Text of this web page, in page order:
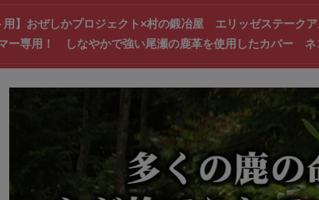
用】おぜしかプロジェクト×村の鍛冶屋 エリッゼステーク
ー専用！ しなやかで強い尾瀬の鹿革を使用したカバー